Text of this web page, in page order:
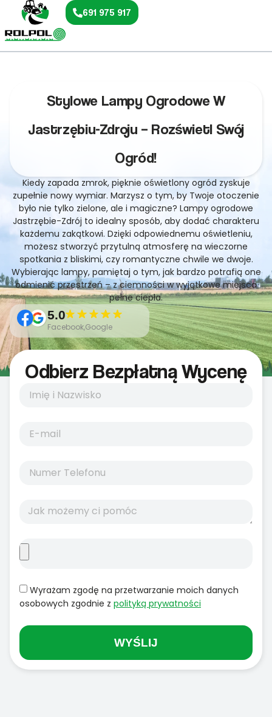
691 975 917
Stylowe Lampy Ogrodowe W
Jastrzębiu-Zdroju – Rozświetl Swój
Ogród!
Kiedy zapada zmrok, pięknie oświetlony ogród zyskuje
zupełnie nowy wymiar. Marzysz o tym, by Twoje otoczenie
było nie tylko zielone, ale i magiczne? Lampy ogrodowe
Jastrzębie-Zdrój to idealny sposób, aby dodać charakteru
każdemu zakątkowi. Dzięki odpowiednemu oświetleniu,
możesz stworzyć przytulną atmosferę na wieczorne
spotkania z bliskimi, czy romantyczne chwile we dwoje.
Wybierając lampy, pamiętaj o tym, jak bardzo potrafią one
odmienić przestrzeń – z ciemności w wyjątkowe miejsca
pełne ciepła.
5.0
Facebook,Google
Odbierz Bezpłatną Wycenę
Wyrażam zgodę na przetwarzanie moich danych
osobowych zgodnie z polityką prywatności
WYŚLIJ